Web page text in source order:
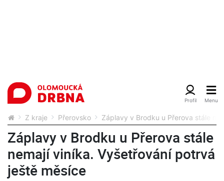
Z kraje Přerovsko Záplavy v Brodku u Přerova stále
Záplavy v Brodku u Přerova stále
nemají viníka. Vyšetřování potrvá
ještě měsíce